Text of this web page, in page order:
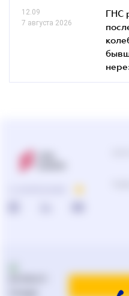
12.09
7 августа 2026
ГНС